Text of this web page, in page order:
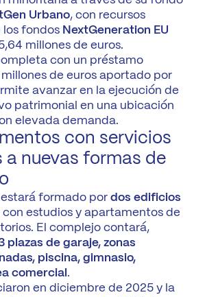
Urbano, con recursos
fondos NextGeneration EU
millones de euros.
con un préstamo
millones de euros aportado por
avanzar en la ejecución de
patrimonial en una ubicación
elevada demanda.
con servicios
nuevas formas de
formado pordos edificios
con estudios y apartamentos de
El complejo contará,
plazas de garaje, zonas
piscina, gimnasio,
comercial .
en diciembre de 2025 y la